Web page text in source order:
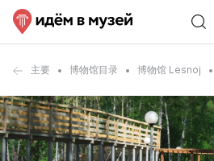
主要 博物馆目录 博物馆 Lesnoj